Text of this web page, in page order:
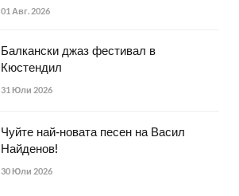
01 Авг. 2026
Балкански джаз фестивал в
Кюстендил
31 Юли 2026
Чуйте най-новата песен на Васил
Найденов!
30 Юли 2026